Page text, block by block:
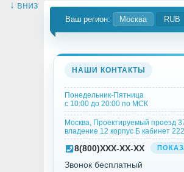
↓ вниз
Ваш регион: Москва RUB
НАШИ КОНТАКТЫ
Понедельник-Пятница
с 10:00 до 20:00 по МСК
Москва, Проектируемый проезд
владение 12 корпус Б кабинет 222
8(800)XXX-XX-XX
Звонок бесплатный